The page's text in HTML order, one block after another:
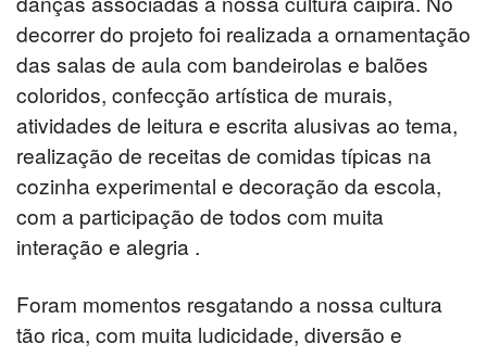
decorrer do projeto foi realizada a ornamentação
das salas de aula com bandeirolas e balões
coloridos, confecção artística de murais,
atividades de leitura e escrita alusivas ao tema,
realização de receitas de comidas típicas na
cozinha experimental e decoração da escola,
com a participação de todos com muita
interação e alegria .
Foram momentos resgatando a nossa cultura
tão rica, com muita ludicidade, diversão e